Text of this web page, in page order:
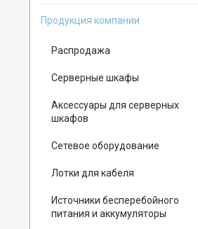
Продукция компании
Распродажа
Серверные шкафы
Аксессуары для серверных
шкафов
Сетевое оборудование
Лотки для кабеля
Источники бесперебойного
питания и аккумуляторы